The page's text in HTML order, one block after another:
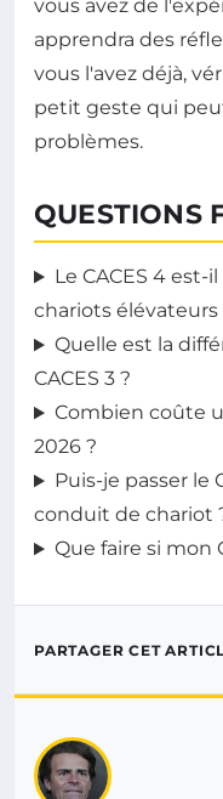
vous avez de
apprendra des
vous l'avez déjà,
petit geste qui
problèmes.
QUESTIONS
Le CACES 4
chariots élévateurs
Quelle est la
CACES 3 ?
Combien coûte
2026 ?
Puis-je passer le
conduit de chariot
Que faire si mon
PARTAGER CET